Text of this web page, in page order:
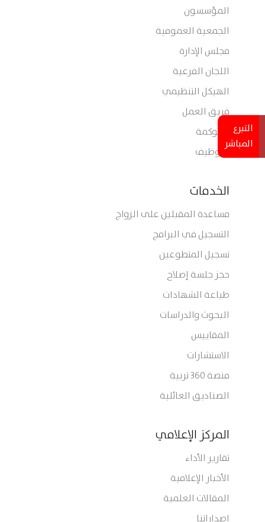
المؤسسون
الجمعية العمومية
مجلس الإدارة
اللجان الفرعية
الهيكل التنظيمي
فريق العمل
الحوكمة
التوظيف
الخدمات
مساعدة المقبلين على الزواج
التسجيل في البرامج
تسجيل المتطوعين
حجز جلسة إصلاح
طباعة الشهادات
البحوث والدراسات
المقاييس
الاستشارات
منصة 360 تربية
الصناديق العائلية
المركز الإعلامي
تقارير الأداء
الأخبار الإعلامية
المقالات العلمية
إصداراتنا
التبرع
المباشر